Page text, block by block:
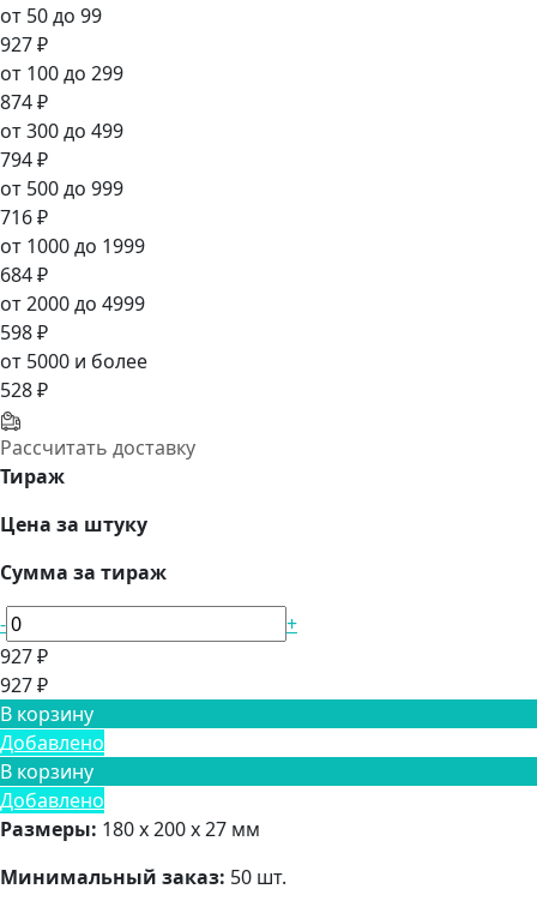
от 50 до 99
927 ₽
от 100 до 299
874 ₽
от 300 до 499
794 ₽
от 500 до 999
716 ₽
от 1000 до 1999
684 ₽
от 2000 до 4999
598 ₽
от 5000 и более
528 ₽
Рассчитать доставку
Тираж
Цена за штуку
Сумма за тираж
-
+
927 ₽
927 ₽
В корзину
Добавлено
В корзину
Добавлено
Размеры: 180 х 200 х 27 мм
Минимальный заказ: 50 шт.